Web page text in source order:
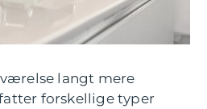
langt mere
forskellige typer